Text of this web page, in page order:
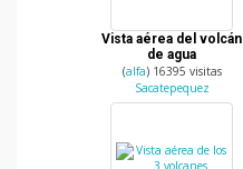
Vista aérea del volcán
de agua
(alfa) 16395 visitas
Sacatepequez